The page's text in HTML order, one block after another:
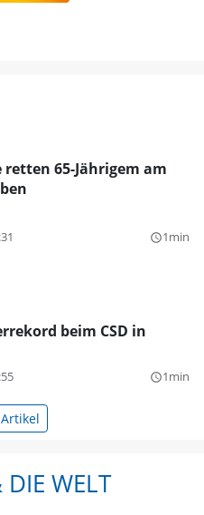
retten 65-Jährigem am
query_builder1min
beim CSD in
query_builder1min
WELT